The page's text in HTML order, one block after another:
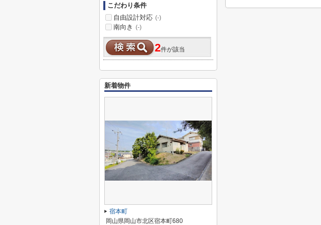
こだわり条件
自由設計対応 (-)
南向き (-)
2件が該当
新着物件
宿本町
岡山県岡山市北区宿本町680